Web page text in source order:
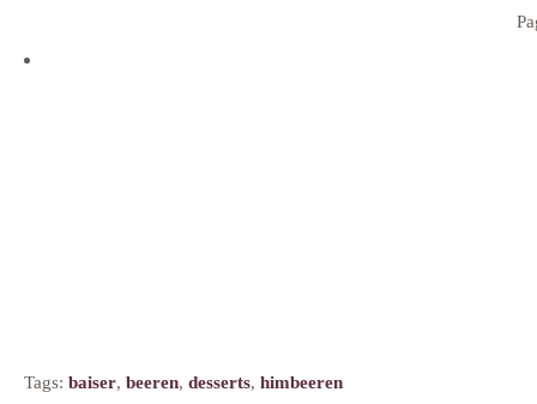
Tags: baiser, beeren, desserts, himbeeren